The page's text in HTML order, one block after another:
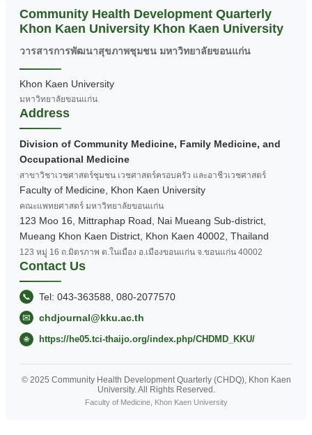
Community Health Development Quarterly
Khon Kaen University Khon Kaen University
วารสารการพัฒนาสุขภาพชุมชน มหาวิทยาลัยขอนแก่น
Khon Kaen University
มหาวิทยาลัยขอนแก่น
Address
Division of Community Medicine, Family Medicine, and
Occupational Medicine
สาขาวิชาเวชศาสตร์ชุมชน เวชศาสตร์ครอบครัว และอาชีวเวชศาสตร์
Faculty of Medicine, Khon Kaen University
คณะแพทยศาสตร์ มหาวิทยาลัยขอนแก่น
123 Moo 16, Mittraphap Road, Nai Mueang Sub-district,
Mueang Khon Kaen District, Khon Kaen 40002, Thailand
123 หมู่ 16 ถ.มิตรภาพ ต.ในเมือง อ.เมืองขอนแก่น จ.ขอนแก่น 40002
Contact Us
📞
Tel: 043-363588, 080-2077570
✉
chdjournal@kku.ac.th
🌐 https://he05.tci-thaijo.org/index.php/CHDMD_KKU/
© 2025 Community Health Development Quarterly (CHDQ), Khon Kaen
University. All Rights Reserved.
Faculty of Medicine, Khon Kaen University